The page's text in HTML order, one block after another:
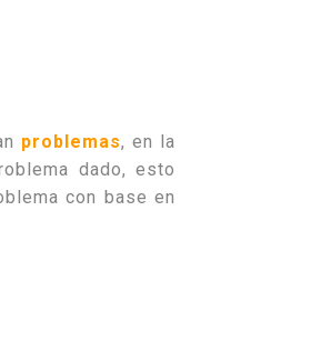
problemas, en la
dado, esto
con base en